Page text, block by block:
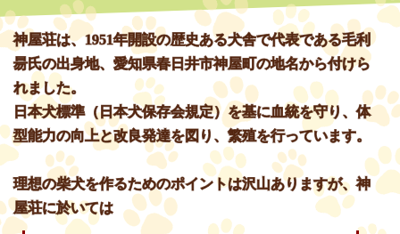
神屋荘は、1951年開設の歴史ある犬舎で代表である毛利
昜氏の出身地、愛知県春日井市神屋町の地名から付けら
れました。
日本犬標準（日本犬保存会規定）を基に血統を守り、体
型能力の向上と改良発達を図り、繁殖を行っています。
理想の柴犬を作るためのポイントは沢山ありますが、神
屋荘に於いては